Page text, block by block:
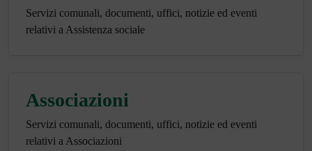
Servizi comunali, documenti, uffici, notizie ed eventi
relativi a Assistenza sociale
Associazioni
Servizi comunali, documenti, uffici, notizie ed eventi
relativi a Associazioni